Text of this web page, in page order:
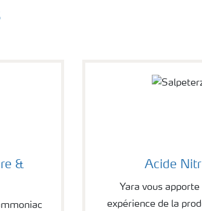
&
Acide
Yara vous
expérience de la